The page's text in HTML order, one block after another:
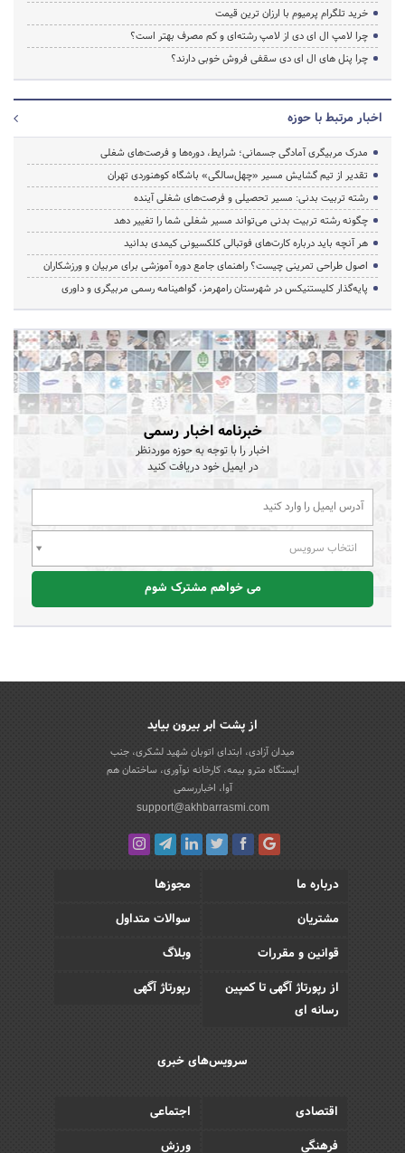
خرید تلگرام پرمیوم با ارزان ترین قیمت
چرا لامپ ال ای دی از لامپ رشته‌ای و کم مصرف بهتر است؟
چرا پنل های ال ای دی سقفی فروش خوبی دارند؟
اخبار مرتبط با حوزه
مدرک مربیگری آمادگی جسمانی؛ شرایط، دوره‌ها و فرصت‌های شغلی
تقدیر از تیم گشایش مسیر «چهل‌سالگی» باشگاه کوهنوردی تهران
رشته تربیت بدنی: مسیر تحصیلی و فرصت‌های شغلی آینده
چگونه رشته تربیت بدنی می‌تواند مسیر شغلی شما را تغییر دهد
هر آنچه باید درباره کارت‌های فوتبالی کلکسیونی کیمدی بدانید
اصول طراحی تمرینی چیست؟ راهنمای جامع دوره آموزشی برای مربیان و ورزشکاران
پایه‌گذار کلیستنیکس در شهرستان رامهرمز، گواهینامه رسمی مربیگری و داوری
خبرنامه اخبار رسمی
اخبار را با توجه به حوزه موردنظر
در ایمیل خود دریافت کنید
انتخاب سرویس
می خواهم مشترک شوم
از پشت ابر بیرون بیاید
میدان آزادی، ابتدای اتوبان شهید لشکری، جنب
ایستگاه مترو بیمه، کارخانه نوآوری، ساختمان هم
آوا، اخباررسمی
support@akhbarrasmi.com
درباره ما
مجوزها
مشتریان
سوالات متداول
قوانین و مقررات
وبلاگ
از رپورتاژ آگهی تا کمپین
رسانه ای
رپورتاژ آگهی
سرویس‌های خبری
اقتصادی
اجتماعی
فرهنگی
ورزش